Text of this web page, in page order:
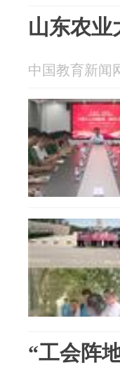
山东农业
中国教育新闻
“工会阵